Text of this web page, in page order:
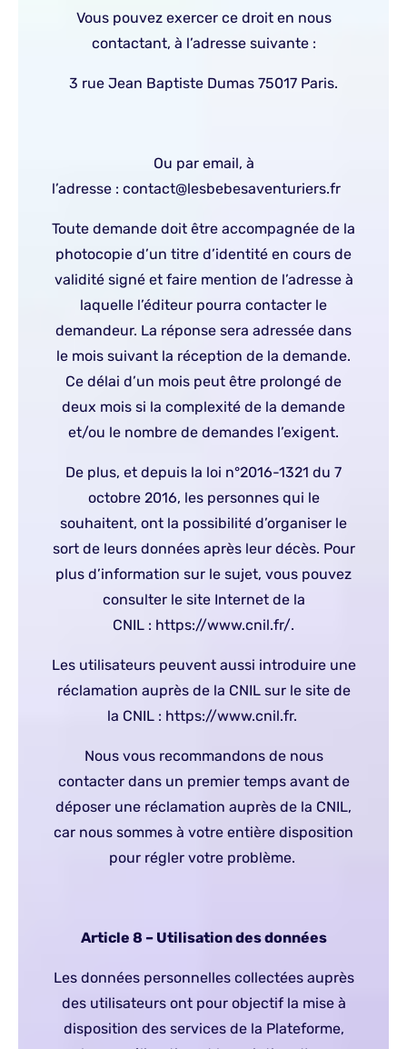
Vous pouvez exercer ce droit en nous
contactant, à l’adresse suivante :
3 rue Jean Baptiste Dumas 75017 Paris.
Ou par email, à
l’adresse : contact@lesbebesaventuriers.fr
Toute demande doit être accompagnée de la
photocopie d’un titre d’identité en cours de
validité signé et faire mention de l’adresse à
laquelle l’éditeur pourra contacter le
demandeur. La réponse sera adressée dans
le mois suivant la réception de la demande.
Ce délai d’un mois peut être prolongé de
deux mois si la complexité de la demande
et/ou le nombre de demandes l’exigent.
De plus, et depuis la loi n°2016-1321 du 7
octobre 2016, les personnes qui le
souhaitent, ont la possibilité d’organiser le
sort de leurs données après leur décès. Pour
plus d’information sur le sujet, vous pouvez
consulter le site Internet de la
CNIL : https://www.cnil.fr/.
Les utilisateurs peuvent aussi introduire une
réclamation auprès de la CNIL sur le site de
la CNIL : https://www.cnil.fr.
Nous vous recommandons de nous
contacter dans un premier temps avant de
déposer une réclamation auprès de la CNIL,
car nous sommes à votre entière disposition
pour régler votre problème.
Article 8 – Utilisation des données
Les données personnelles collectées auprès
des utilisateurs ont pour objectif la mise à
disposition des services de la Plateforme,